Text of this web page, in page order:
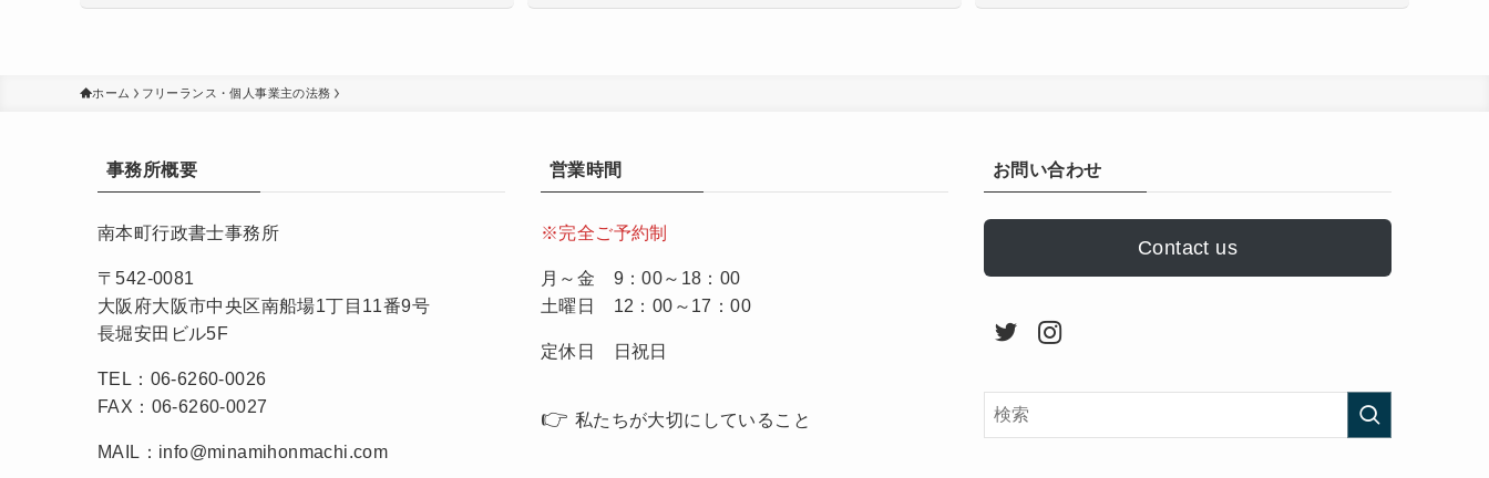
ホーム フリーランス・個人事業主の法務
事務所概要
南本町行政書士事務所
〒542-0081
大阪府大阪市中央区南船場1丁目11番9号
長堀安田ビル5F
TEL：06-6260-0026
FAX：06-6260-0027
MAIL：info@minamihonmachi.com
営業時間
※完全ご予約制
月～金 9：00～18：00
土曜日 12：00～17：00
定休日 日祝日
👉 私たちが大切にしていること
お問い合わせ
Contact us